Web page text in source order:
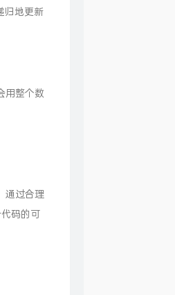
归地更新
用整个数
通过合理
码的可